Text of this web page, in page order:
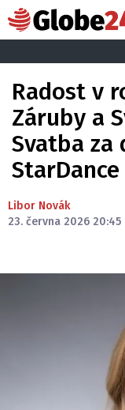
Radost v
Záruby a
Svatba za
StarDance
Libor Novák
23. června 2026 20:45